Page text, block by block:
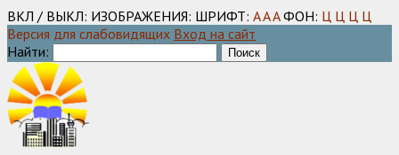
ВКЛ / ВЫКЛ: ИЗОБРАЖЕНИЯ: ШРИФТ: AAA ФОН: Ц Ц Ц Ц
Версия для слабовидящих Вход на сайт
Найти: